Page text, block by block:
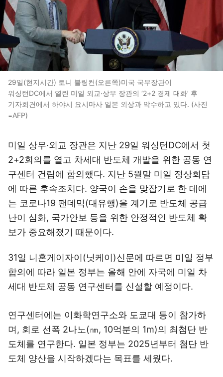
29일(현지시간) 토니 블링컨(오른쪽)미국 국무장관이
워싱턴DC에서 열린 미일 외교·상무 장관의 ‘2+2 경제 대화’ 후
기자회견에서 하야시 요시마사 일본 외상과 악수하고 있다. (사진
=AFP)
미일 상무·외교 장관은 지난 29일 워싱턴DC에서 첫
2+2회의를 열고 차세대 반도체 개발을 위한 공동 연
구센터 건립에 합의했다. 지난 5월말 미일 정상회담
에 따른 후속조치다. 양국이 손을 맞잡기로 한 데에
는 코로나19 팬데믹(대유행)을 계기로 반도체 공급
난이 심화, 국가안보 등을 위한 안정적인 반도체 확
보가 중요해졌기 때문이다.
31일 니혼게이자이(닛케이)신문에 따르면 미일 정부
합의에 따라 일본 정부는 올해 안에 자국에 미일 차
세대 반도체 공동 연구센터를 신설할 예정이다.
연구센터에는 이화학연구소와 도쿄대 등이 참가하
며, 회로 선폭 2나노(㎚, 10억분의 1m)의 최첨단 반
도체를 연구한다. 일본 정부는 2025년부터 첨단 반
도체 양산을 시작하겠다는 목표를 세웠다.